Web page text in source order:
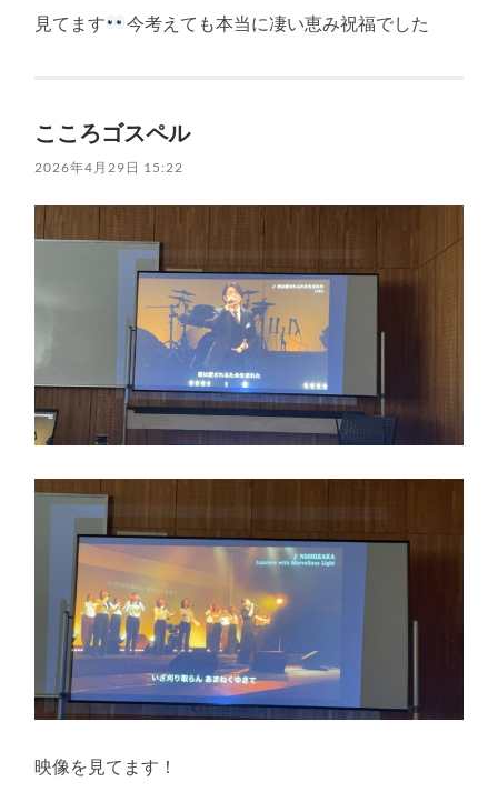
見てます 今考えても本当に凄い恵み祝福でした
こころゴスペル
2026年4月29日 15:22
映像を見てます！